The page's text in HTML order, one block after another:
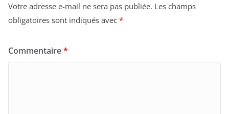
Votre adresse e-mail ne sera pas publiée. Les champs
obligatoires sont indiqués avec *
Commentaire*